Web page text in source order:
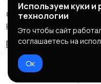
© 2026 HOP.UZ
HOP.UZ
Правила сервиса
Используем куки
технологии
Это чтобы сайт
соглашаетесь на
Ок